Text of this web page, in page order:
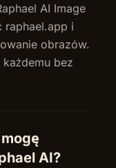
AI Image
raphael.app i
obrazów.
bez
AI?